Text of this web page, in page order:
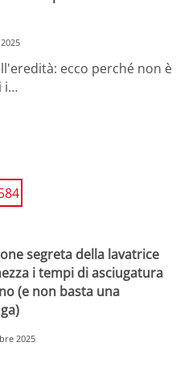
ecco perché non è
i…
segreta della lavatrice
i tempi di asciugatura
(e non basta una
2025